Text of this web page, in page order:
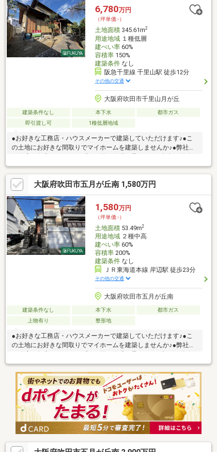
育て世帯に嬉しい住環境が整っています ・桃山台小学校：徒歩6
分（約450m） ・千里敬愛幼稚園：徒歩5分（約380ｍ）
6,780万円
（坪単価:-）
土地面積345.61m2
用途地域１種低層
建ぺい率60%
容積率150%
建築条件なし
阪急千里線 千里山駅 徒歩12分
その他の交通
大阪府吹田市千里山月が丘
建築条件なし 本下水
都市ガス
即引渡し可
1種低層地域
●お好きな工務店・ハウスメーカーで建築していただけます♪●こ
の土地にお好きな間取りでマイホームを建築しませんか♪●弊社、
工務店も御座いますのでプラン図の作成も承ります●南東側道路
に付き、陽当り良好です♪●近隣は戸建ての立ち並ぶ住宅街になり
ます♪■■土地の購入からお引越しまで全て弊社にお任せください
■■・住宅ローンが通るか不安・建築する工務店はどうすれば良い
の？・火災保険はどうすべき？・引越しはどどうすれば？・買換
えしたいがどうすれば良いの？など物件購入に伴って出てくるお
悩みをお任せください！弊社が、すべてご紹介させていただきま
す♪お気軽にご相談くださいませ♪
大阪府吹田市五月が丘南 1,580万円
1,580万円
（坪単価:-）
土地面積53.49m2
用途地域２種中高
建ぺい率60%
容積率200%
建築条件なし
ＪＲ東海道本線 岸辺駅 徒歩23分
その他の交通
大阪府吹田市五月が丘南
建築条件なし 本下水
都市ガス
上物有り
整形地
●お好きな工務店・ハウスメーカーで建築していただけます♪●こ
の土地にお好きな間取りでマイホームを建築しませんか♪●弊社、
に付き、陽当り良好です♪●近隣は戸建ての立ち並ぶ住宅街になり
ます♪■■土地の購入からお引越しまで全て弊社にお任せください
■■・住宅ローンが通るか不安・建築する工務店はどうすれば良い
の？・火災保険はどうすべき？・引越しはどどうすれば？・買換
えしたいがどうすれば良いの？など物件購入に伴って出てくるお
悩みをお任せください！弊社が、すべてご紹介させていただきま
す♪お気軽にご相談くださいませ♪